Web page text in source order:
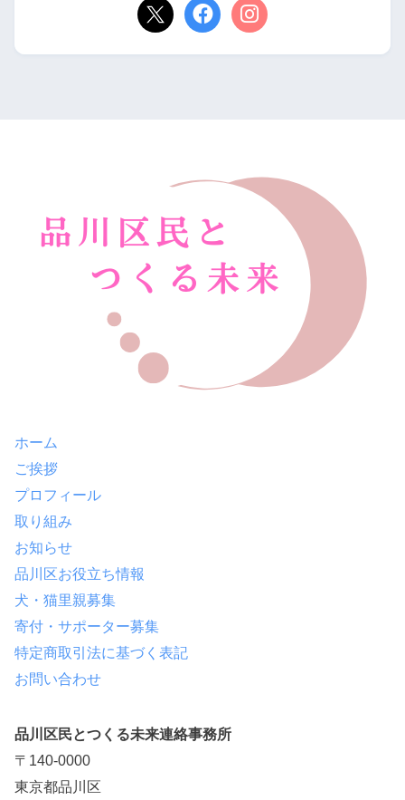
ホーム
ご挨拶
プロフィール
取り組み
お知らせ
品川区お役立ち情報
犬・猫里親募集
寄付・サポーター募集
特定商取引法に基づく表記
お問い合わせ
品川区民とつくる未来連絡事務所
〒140-0000
東京都品川区